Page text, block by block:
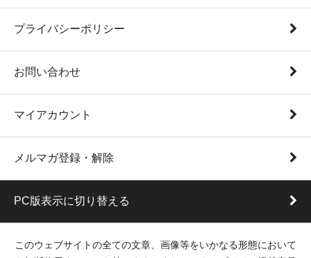
プライバシーポリシー
お問い合わせ
マイアカウント
メルマガ登録・解除
PC版表示に切り替える
このウェブサイトの全ての文章、画像等をいかなる形態において